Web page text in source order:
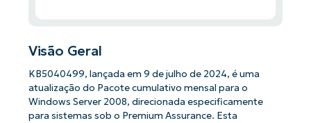
Visão Geral
KB5040499, lançada em 9 de julho de 2024, é uma
atualização do Pacote cumulativo mensal para o
Windows Server 2008, direcionada especificamente
para sistemas sob o Premium Assurance. Esta